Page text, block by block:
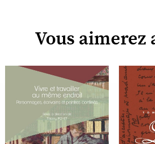
Vous aimerez